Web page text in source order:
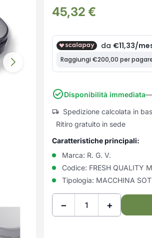
45,32 €
Disponibilità immediata—
Spedizione calcolata in
Ritiro gratuito in sede
Caratteristiche principali:
Marca: R. G. V.
Codice: FRESH QUALITY
Tipologia: MACCHINA
− +